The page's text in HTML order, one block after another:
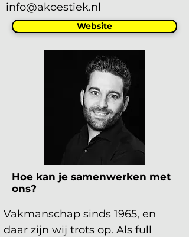
info@akoestiek.nl
Website
Hoe kan je samenwerken met
ons?
Vakmanschap sinds 1965, en
daar zijn wij trots op. Als full